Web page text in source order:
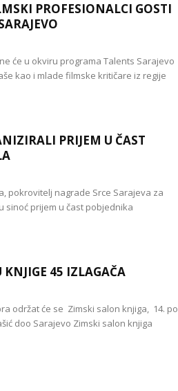
PROFESIONALCI GOSTI
će u okviru programa Talents Sarajevo
kao i mlade filmske kritičare iz regije
PRIJEM U ČAST
pokrovitelj nagrade Srce Sarajeva za
sinoć prijem u čast pobjednika
45 IZLAGAČA
održat će se Zimski salon knjiga, 14. po
doo Sarajevo Zimski salon knjiga